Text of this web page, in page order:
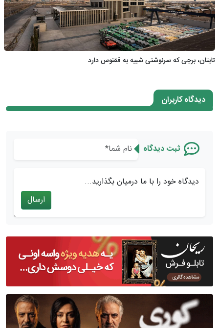
تایتان، برجی که سرنوشتی شبیه به ققنوس دارد
دیدگاه کاربران
ثبت دیدگاه
دیدگاه خود را با ما درمیان بگذارید...
ارسال